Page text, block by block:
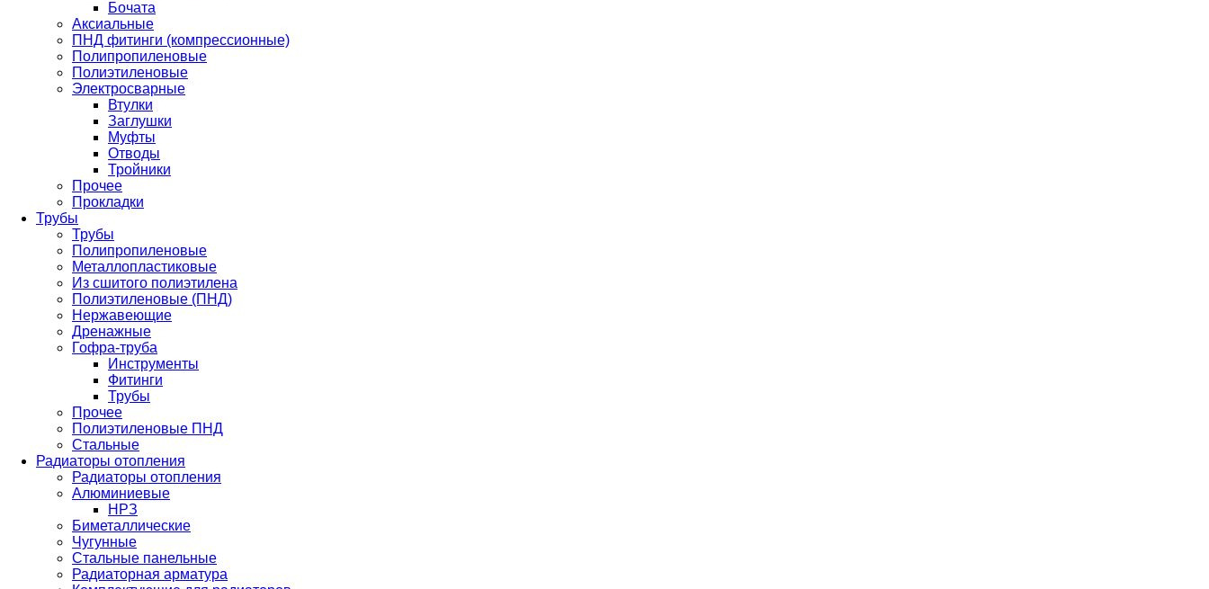
Бочата
Аксиальные
ПНД фитинги (компрессионные)
Полипропиленовые
Полиэтиленовые
Электросварные
Втулки
Заглушки
Муфты
Отводы
Тройники
Прочее
Прокладки
Трубы
Трубы
Полипропиленовые
Металлопластиковые
Из сшитого полиэтилена
Полиэтиленовые (ПНД)
Нержавеющие
Дренажные
Гофра-труба
Инструменты
Фитинги
Трубы
Прочее
Полиэтиленовые ПНД
Стальные
Радиаторы отопления
Радиаторы отопления
Алюминиевые
НРЗ
Биметаллические
Чугунные
Стальные панельные
Радиаторная арматура